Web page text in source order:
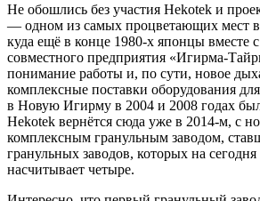
Не обошлись без участия Hekotek и
— одном из самых процветающих мест
куда ещё в конце 1980-х японцы вместе
совместного предприятия «Игирма-
понимание работы и, по сути, новое
комплексные поставки оборудования
в Новую Игирму в 2004 и 2008 годах
Hekotek вернётся сюда уже в 2014-м, с
комплексным гранульным заводом,
гранульных заводов, которых на
насчитывает четыре.